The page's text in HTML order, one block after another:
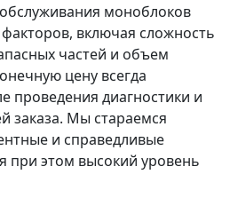
моноблоков
включая сложность
частей и объем
цену всегда
проведения диагностики и
заказа. Мы стараемся
и справедливые
при этом высокий уровень